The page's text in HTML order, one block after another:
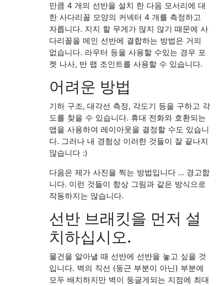
만큼 4 개의 선반을 설치 한 다음 모서리에 대
한 사다리꼴 모양의 커넥터 4 개를 측정하고
자릅니다. 지지 할 무게가 많지 않기 때문에 사
다리꼴을 메인 선반에 결합하는 방법은 거의
없습니다. 라우터 등을 사용할 수있는 경우 포
켓 나사, 반 랩 조인트를 사용할 수 있습니다.
어려운 방법
기하 구조, 대각선 측정, 각도기 등을 구하고 각
도를 찾을 수 있습니다. 휴대 전화와 호환되는
앱을 사용하여 레이아웃을 결정할 수도 있습니
다. 그러나 내 경험상 이러한 것들이 잘 끝나지
않습니다 :)
다음은 제가 사진을 찍는 방법입니다 ... 경고합
니다. 이런 것들이 항상 그림과 같은 방식으로
작동하지는 않습니다.
선반 브래킷을 먼저 설
치하십시오.
물건을 알아낼 때 선반에 선반을 놓고 싶을 것
입니다. 벽의 직선 (둥근 부분이 아닌) 부분에
모두 배치하지만 벽이 둥글게되는 지점에 최대